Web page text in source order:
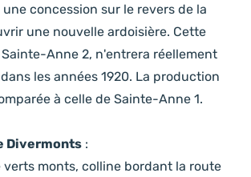
concession sur le revers de la
une nouvelle ardoisière. Cette
Anne 2, n'entrera réellement
les années 1920. La production
à celle de Sainte-Anne 1.
Divermonts :
verts monts, colline bordant la route